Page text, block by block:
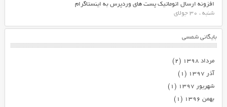
افزونه ارسال اتوماتیک پست های وردپرس به اینستاگرام
شنبه ، 30 جولای
بایگانی شمسی
مرداد ۱۳۹۸
(۲)
آذر ۱۳۹۷
(۱)
شهریور ۱۳۹۷
(۱)
بهمن ۱۳۹۶
(۱)